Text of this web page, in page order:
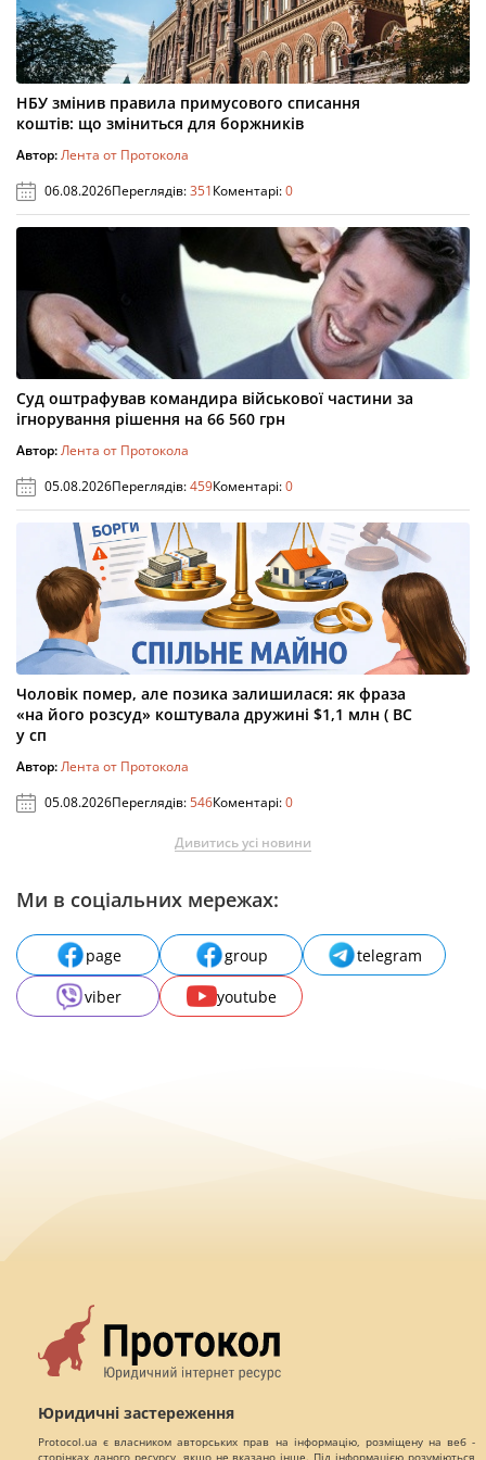
НБУ змінив правила примусового списання
коштів: що зміниться для боржників
Автор:Лента от Протокола
06.08.2026Переглядів:351Коментарі:0
Суд оштрафував командира військової частини за
ігнорування рішення на 66 560 грн
Автор:Лента от Протокола
05.08.2026Переглядів:459Коментарі:0
Чоловік помер, але позика залишилася: як фраза
«на його розсуд» коштувала дружині $1,1 млн ( ВС
у сп
Автор:Лента от Протокола
05.08.2026Переглядів:546Коментарі:0
Дивитись усі новини
Ми в соціальних мережах:
page group
telegram
viber
youtube
Юридичні застереження
Protocol.ua є власником авторських прав на інформацію, розміщену на веб -
сторінках даного ресурсу, якщо не вказано інше. Під інформацією розуміються